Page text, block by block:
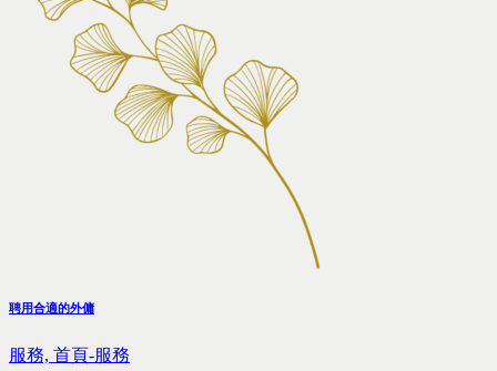
聘用合適的外傭
服務, 首頁-服務